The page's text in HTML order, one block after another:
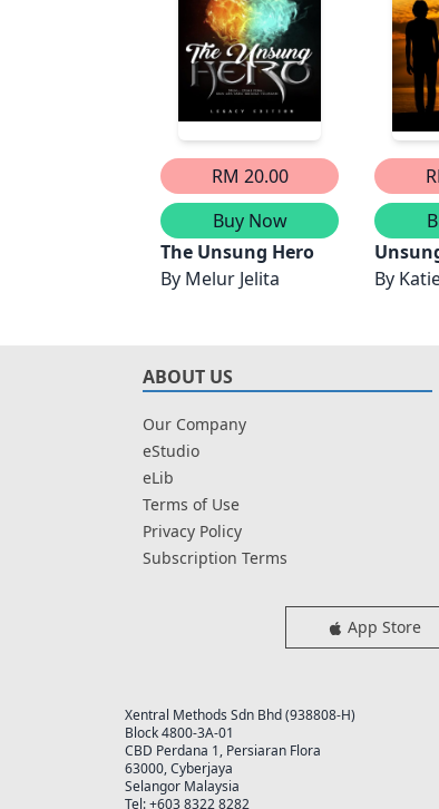
RM 20.00
Buy Now
The Unsung Hero
By Melur Jelita
By
ABOUT US
Our Company
eStudio
eLib
Terms of Use
Privacy Policy
Subscription Terms
App Store
Xentral Methods Sdn Bhd (938808-H)
Block 4800-3A-01
CBD Perdana 1, Persiaran Flora
63000, Cyberjaya
Selangor Malaysia
Tel: +603 8322 8282